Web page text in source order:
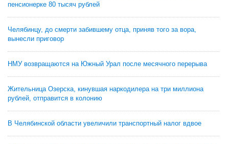
пенсионерке 80 тысяч рублей
Челябинцу, до смерти забившему отца, приняв того за вора,
вынесли приговор
НМУ возвращаются на Южный Урал после месячного перерыва
Жительница Озерска, кинувшая наркодилера на три миллиона
рублей, отправится в колонию
В Челябинской области увеличили транспортный налог вдвое